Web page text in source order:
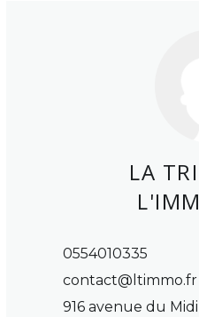
LA
0554010335
contact@ltimmo.fr
916 avenue du Midi